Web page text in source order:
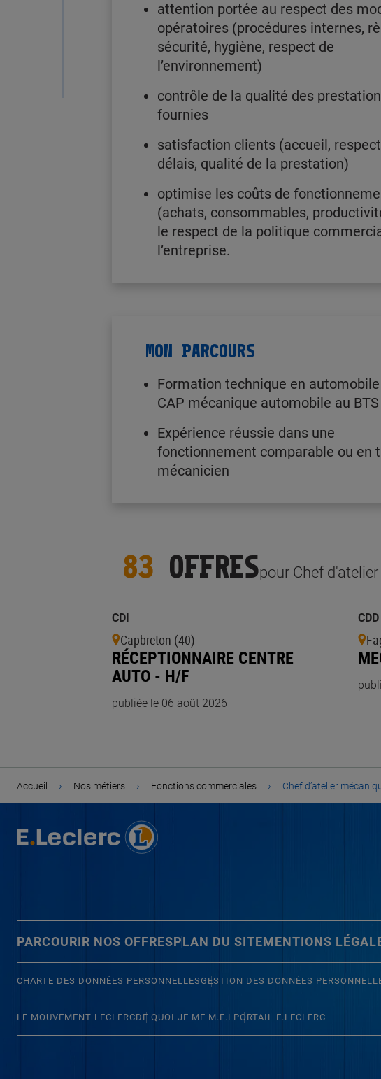
attention portée au respect des
opératoires (procédures internes,
sécurité, hygiène, respect de
l’environnement)
contrôle de la qualité des
fournies
satisfaction clients (accueil,
délais, qualité de la prestation)
optimise les coûts de
(achats, consommables,
le respect de la politique
l’entreprise.
MON PARCOURS
Formation technique en automobile
CAP mécanique automobile au BTS
Expérience réussie dans une
fonctionnement comparable ou en
mécanicien
83 OFFRESpour Chef
CDI
Capbreton (40)
RÉCEPTIONNAIRE CENTRE
AUTO - H/F
publiée le 06 août 2026
CDD
Accueil › Nos métiers › Fonctions commerciales › Chef d’atelier
PARCOURIR NOS OFFRESPLAN DU SITEMENTIONS
CHARTE DES DONNÉES PERSONNELLESGESTION DES DONNÉES
LE MOUVEMENT LECLERCDE QUOI JE ME M.E.LPORTAIL E.LECLERC